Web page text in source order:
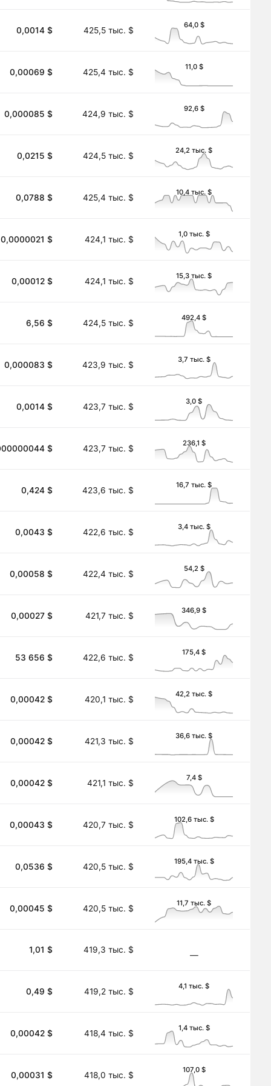
0,0014 $ 425,5 тыс. $
64,0 $
0,00069 $ 425,4 тыс. $
11,0 $
0,000085 $ 424,9 тыс. $
92,6 $
0,0215 $ 424,5 тыс. $
24,2 тыс. $
0,0788 $ 425,4 тыс. $
10,4 тыс. $
0,0000021 $ 424,1 тыс. $
1,0 тыс. $
0,00012 $ 424,1 тыс. $
15,3 тыс. $
6,56 $ 424,5 тыс. $
492,4 $
0,000083 $ 423,9 тыс. $
3,7 тыс. $
0,0014 $ 423,7 тыс. $
$ 423,7 тыс. $
236,1 $
0,424 $ 423,6 тыс. $
16,7 тыс. $
0,0043 $ 422,6 тыс. $
3,4 тыс. $
0,00058 $ 422,4 тыс. $
54,2 $
0,00027 $ 421,7 тыс. $
346,9 $
53 656 $ 422,6 тыс. $
175,4 $
0,00042 $ 420,1 тыс. $
42,2 тыс. $
0,00042 $ 421,3 тыс. $
36,6 тыс. $
0,00042 $ 421,1 тыс. $
0,00043 $ 420,7 тыс. $
102,6 тыс. $
0,0536 $ 420,5 тыс. $
195,4 тыс. $
0,00045 $ 420,5 тыс. $
11,7 тыс. $
1,01 $ 419,3 тыс. $
0,49 $ 419,2 тыс. $
4,1 тыс. $
0,00042 $ 418,4 тыс. $
1,4 тыс. $
0,00031 $ 418,0 тыс. $
107,0 $